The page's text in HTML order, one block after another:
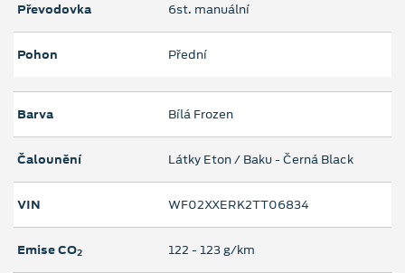
Převodovka 6st. manuální
Pohon Přední
Barva Bílá Frozen
Čalounění Látky Eton / Baku - Černá Black
VIN WF02XXERK2TT06834
Emise CO2 122 ‐ 123 g/km